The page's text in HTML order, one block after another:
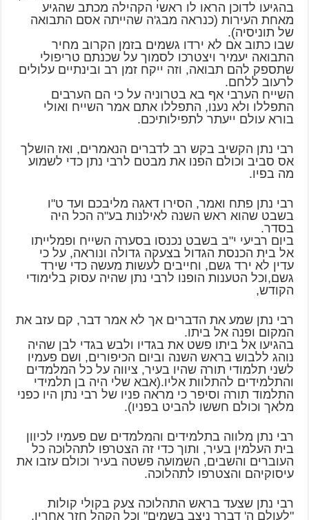
בהגיעו לדוכן הראו לו ראשי הקהילה מכתב שהגיע
מאחת העירות (כנראה מבג'ה שהייתה אסם התבואה
של תוניסיה).
שבו כתוב אם לא ירדו גשמים בזמן הקרוב מחיר
התבואה יעמיר ויצטרכו לסמוך על שכנתם טריפולי
שתספק להם תבואה, וזה ייקח זמן רב ובינתיים עלולים
לרעוב ללחם.
השייח הערבי אף בא בטרוניה על כי הם הערבים
התפללו ולא נענו, התפללו אתם אמר השייח ואולי
בורא עולם ייעתר לתפילותיכם.
רבי נתן הקשיב בקש רב לדברים הנאמרים, ואז הושלך
אס סביב וכולם הפנו את מבטם לרבי נתן כדי לשמוע
מה בפיו.
רבי נתן פתח ואמר, הסירו דאגה מליבכם ועד ט"ו
בשבט שהוא ראש השנה לאילנות בע"ה הכל היה
בסדר.
ביום רביעי י"ב בשבט נכנסו בסערה השייח ופמלייתו
אל בית הכנסת הגדול בצעקה גדולה ונוראה, על כי
עדין לא ירד גשם, וחייבים לעשות מעשה כדי שירד
גשם,וכל הטענות הופנו לרבי נתן שהיה עסוק בלימודי
הקודש,
רבי נתן שמע את הדברים אך לא אמר דבר, קם עזב את
המקום ופנה אל ביתו.
בהגיעו אל ביתו פשט את בגדיו ולבש בגדי לבן שהיה
נוהג ללבוש בראש השנה וביום הכיפורים, ושם פעמיו
לשני תלמודי תורה שהיו בעיר, ציווה על כל המלמדים
והתלמידים להתלוות אליו.(אבא שלי היה בן תלמידי
התלמוד תורה וסיפר כי מראה פניו של רבי נתן היו כפני
מלאך וכולם חששו להביט בפניו).
רבי נתן מלווה בתלמידים והמלמדים שם פעמיו לכיוון
בית העלמין בעיר, ותוך כדי זה הצטרפו לתהלוכה כל
העוברים והשבים, השמועה פשטה בעיר וכולם עזבו את
עיסוקיהם והצטרפו לתהלוכה.
רבי נתן שצעד בראש התהלוכה צעק בקולי קולות
"לעולם ה' דברך ניצב בשמים" וכל הקהל חזר אחריו,